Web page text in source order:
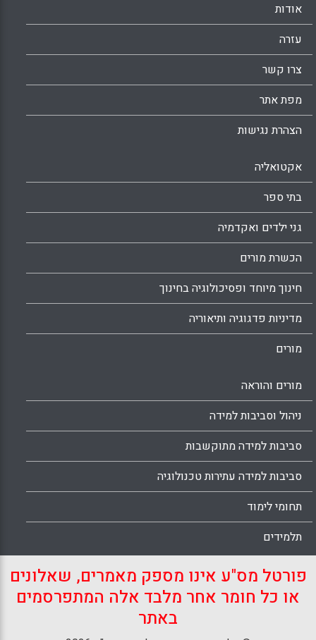
אודות
עזרה
צרו קשר
מפת אתר
הצהרת נגישות
אקטואליה
בתי ספר
גני ילדים ואקדמיה
הכשרת מורים
חינוך מיוחד ופסיכולוגיה בחינוך
מדיניות פדגוגיה ותיאוריה
מורים
מורים והוראה
ניהול וסביבות למידה
סביבות למידה מתוקשבות
סביבות למידה עתירות טכנולוגיה
תחומי לימוד
תלמידים
פורטל מס"ע אינו מספק מאמרים, שאלונים
או כל חומר אחר מלבד אלה המתפרסמים
באתר